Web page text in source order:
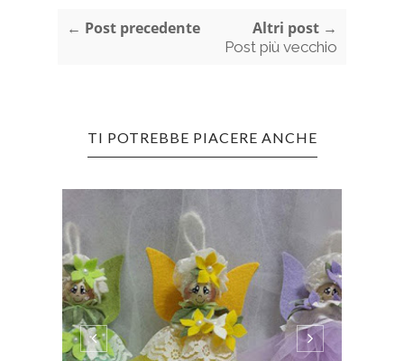
← Post precedente Altri post →
Post più vecchio
TI POTREBBE PIACERE ANCHE